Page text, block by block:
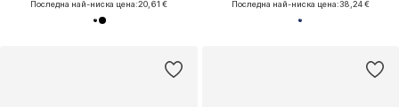
Последна най-ниска цена:20,61 € Последна най-ниска цена:38,24 €